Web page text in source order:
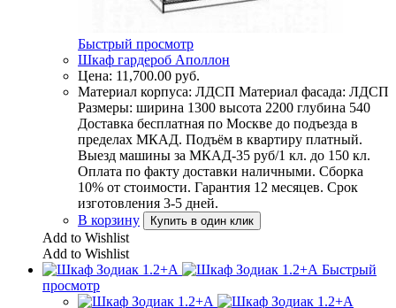
Быстрый просмотр
Шкаф гардероб Аполлон
Цена: 11,700.00 руб.
Материал корпуса: ЛДСП Материал фасада: ЛДСП
Размеры: ширина 1300 высота 2200 глубина 540
Доставка бесплатная по Москве до подъезда в
пределах МКАД. Подъём в квартиру платный.
Выезд машины за МКАД-35 руб/1 кл. до 150 кл.
Оплата по факту доставки наличными. Сборка
10% от стоимости. Гарантия 12 месяцев. Срок
изготовления 3-5 дней.
В корзину
Купить в один клик
Add to Wishlist
Add to Wishlist
Быстрый
просмотр